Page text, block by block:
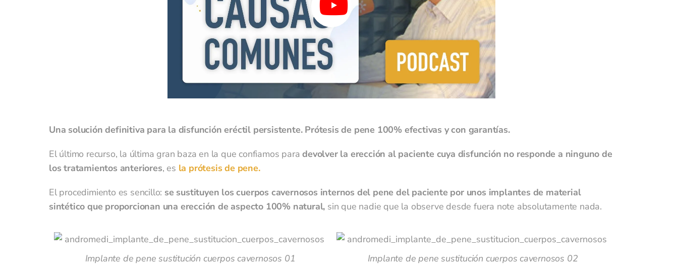
Una solución definitiva para la disfunción eréctil persistente. Prótesis de pene 100% efectivas y con garantías.
El último recurso, la última gran baza en la que confiamos paradevolver la erección al paciente cuya disfunción no responde a ninguno de
los tratamientos anteriores, es la prótesis de pene.
El procedimiento es sencillo: se sustituyen los cuerpos cavernosos internos del pene del paciente por unos implantes de material
sintético que proporcionan una erección de aspecto 100% natural, sin que nadie que la observe desde fuera note absolutamente nada.
Implante de pene sustitución cuerpos cavernosos 01 Implante de pene sustitución cuerpos cavernosos 02
limitar, recuperar y borrar tu información, aquí
He leído y acepto las políticas de
privacidad. El responsable de los datos que introduzcas es la Clínica Andromedi, sin
cederlo a terceros de ningún tipo. El envío de correspondencia privada y newsletters es
la finalidad de su almacenamiento y tratamiento en la base de datos de andromedi.com
(UE). En cualquier momento puedes limitar, recuperar y borrar tu información, aquí